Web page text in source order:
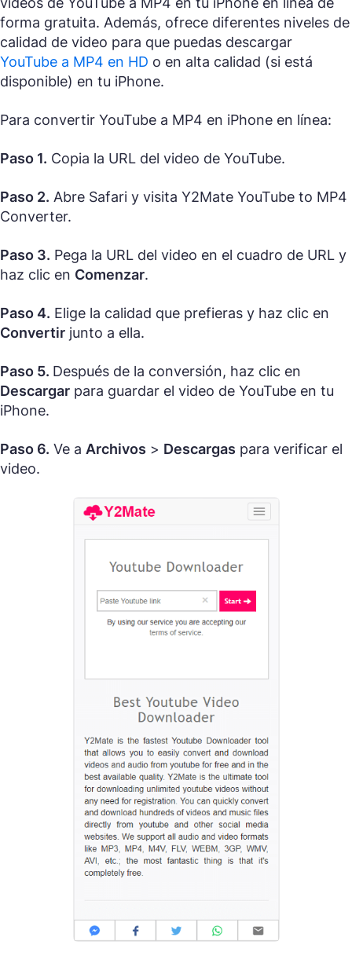
forma gratuita. Además, ofrece diferentes niveles de
calidad de video para que puedas descargar
YouTube a MP4 en HD o en alta calidad (si está
disponible) en tu iPhone.
Para convertir YouTube a MP4 en iPhone en línea:
Paso 1. Copia la URL del video de YouTube.
Paso 2. Abre Safari y visita Y2Mate YouTube to MP4
Converter.
Paso 3. Pega la URL del video en el cuadro de URL y
haz clic en Comenzar.
Paso 4. Elige la calidad que prefieras y haz clic en
Convertir junto a ella.
Paso 5. Después de la conversión, haz clic en
Descargar para guardar el video de YouTube en tu
iPhone.
Paso 6. Ve a Archivos > Descargas para verificar el
video.